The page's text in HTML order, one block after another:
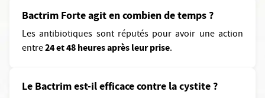
Bactrim Forte agit en combien de temps ?
Les antibiotiques sont réputés pour avoir une action
entre24 et 48 heures après leur prise.
Le Bactrim est-il efficace contre la cystite ?